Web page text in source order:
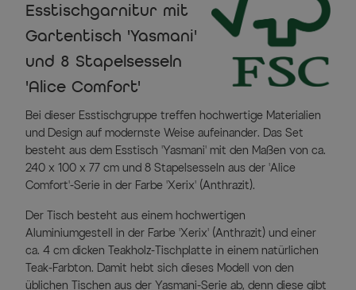
Esstischgarnitur mit
Gartentisch 'Yasmani'
und 8 Stapelsesseln
'Alice Comfort'
Bei dieser Esstischgruppe treffen hochwertige Materialien
und Design auf modernste Weise aufeinander. Das Set
besteht aus dem Esstisch 'Yasmani' mit den Maßen von ca.
240 x 100 x 77 cm und 8 Stapelsesseln aus der 'Alice
Comfort'-Serie in der Farbe 'Xerix' (Anthrazit).
Der Tisch besteht aus einem hochwertigen
Aluminiumgestell in der Farbe 'Xerix' (Anthrazit) und einer
ca. 4 cm dicken Teakholz-Tischplatte in einem natürlichen
Teak-Farbton. Damit hebt sich dieses Modell von den
üblichen Tischen aus der Yasmani-Serie ab, denn diese gibt